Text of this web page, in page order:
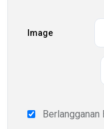
Image
Berlangganan